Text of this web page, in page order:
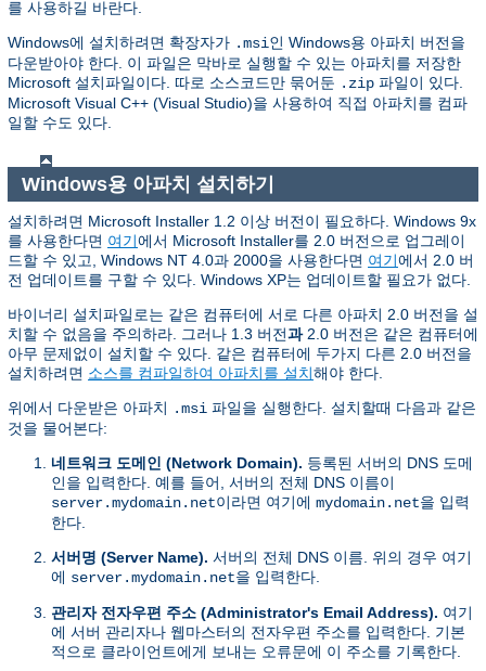
를 사용하길 바란다.
Windows에 설치하려면 확장자가 .msi인 Windows용 아파치 버전을
다운받아야 한다. 이 파일은 막바로 실행할 수 있는 아파치를 저장한
Microsoft 설치파일이다. 따로 소스코드만 묶어둔 .zip 파일이 있다.
Microsoft Visual C++ (Visual Studio)을 사용하여 직접 아파치를 컴파
일할 수도 있다.
Windows용 아파치 설치하기
설치하려면 Microsoft Installer 1.2 이상 버전이 필요하다. Windows 9x
를 사용한다면 여기에서 Microsoft Installer를 2.0 버전으로 업그레이
드할 수 있고, Windows NT 4.0과 2000을 사용한다면 여기에서 2.0 버
전 업데이트를 구할 수 있다. Windows XP는 업데이트할 필요가 없다.
바이너리 설치파일로는 같은 컴퓨터에 서로 다른 아파치 2.0 버전을 설
치할 수 없음을 주의하라. 그러나 1.3 버전과2.0 버전은 같은 컴퓨터에
아무 문제없이 설치할 수 있다. 같은 컴퓨터에 두가지 다른 2.0 버전을
설치하려면 소스를 컴파일하여 아파치를 설치해야 한다.
위에서 다운받은 아파치 .msi 파일을 실행한다. 설치할때 다음과 같은
것을 물어본다:
네트워크 도메인 (Network Domain). 등록된 서버의 DNS 도메
인을 입력한다. 예를 들어, 서버의 전체 DNS 이름이
server.mydomain.net이라면 여기에 mydomain.net을 입력
한다.
서버명 (Server Name). 서버의 전체 DNS 이름. 위의 경우 여기
에 server.mydomain.net을 입력한다.
관리자 전자우편 주소 (Administrator's Email Address). 여기
에 서버 관리자나 웹마스터의 전자우편 주소를 입력한다. 기본
적으로 클라이언트에게 보내는 오류문에 이 주소를 기록한다.